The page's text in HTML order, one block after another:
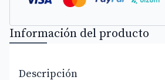
Información del producto
Descripción